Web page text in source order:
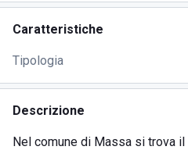
Caratteristiche
Tipologia
Descrizione
Nel comune di Massa si trova il